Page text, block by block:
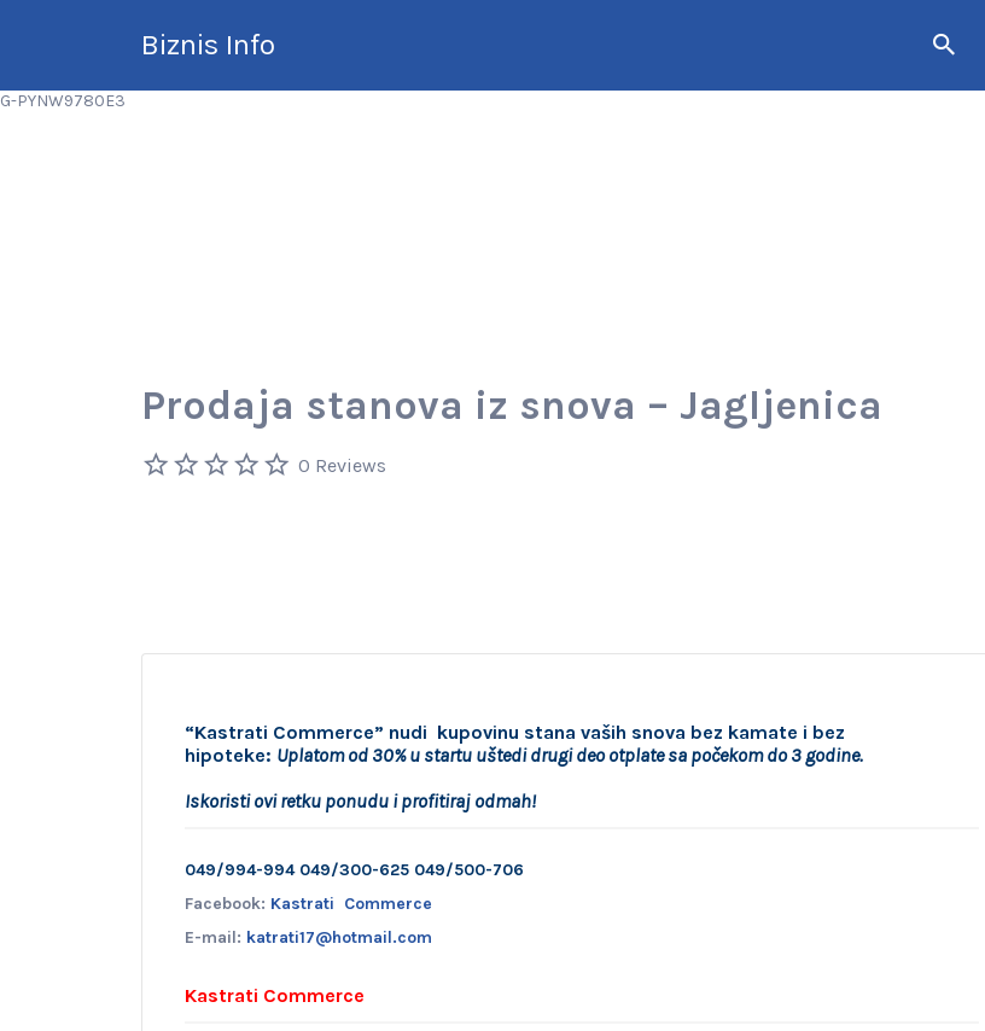
G-PYNW9780E3
Biznis Info
for:
Prodaja stanova iz snova – Jagljenica
0 Reviews
“Kastrati Commerce” nudi kupovinu stana vaših snova bez kamate i bez
hipoteke: Uplatom od 30% u startu uštedi drugi deo otplate sa počekom do 3 godine.
Iskoristi ovi retku ponudu i profitiraj odmah!
049/994-994 049/300-625 049/500-706
Facebook: Kastrati Commerce
E-mail: katrati17@hotmail.com
Kastrati Commerce